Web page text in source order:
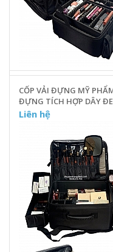
CỐP VẢI ĐỰNG MỸ
ĐỰNG TÍCH HỢP DÂY
Liên hệ